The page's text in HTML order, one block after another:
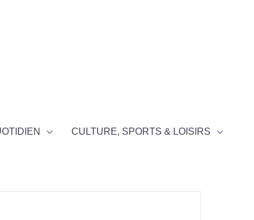
CULTURE, SPORTS & LOISIRS